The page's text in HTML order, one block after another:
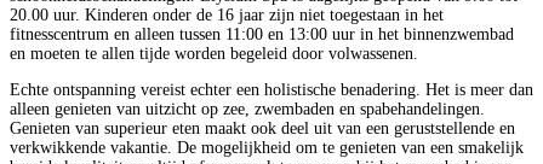
20.00 uur. Kinderen onder de 16 jaar zijn niet toegestaan ​​in het
fitnesscentrum en alleen tussen 11:00 en 13:00 uur in het binnenzwembad
en moeten te allen tijde worden begeleid door volwassenen.
Echte ontspanning vereist echter een holistische benadering. Het is meer dan
alleen genieten van uitzicht op zee, zwembaden en spabehandelingen.
Genieten van superieur eten maakt ook deel uit van een geruststellende en
verkwikkende vakantie. De mogelijkheid om te genieten van een smakelijk